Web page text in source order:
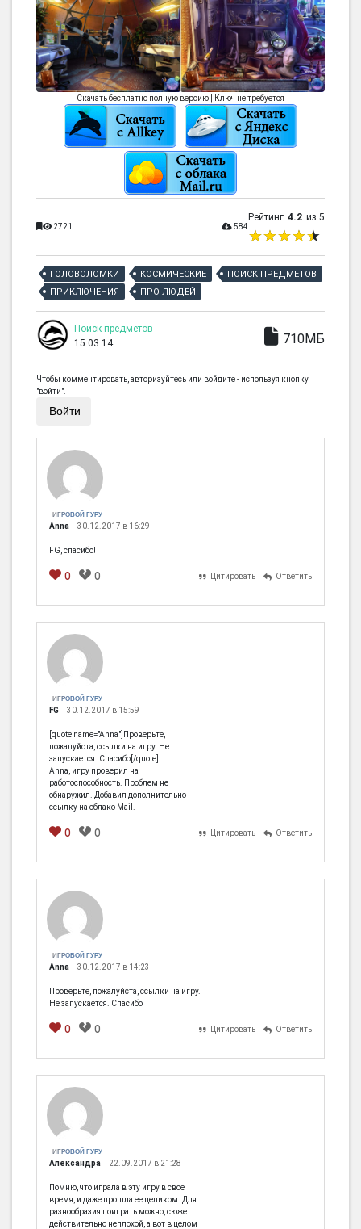
Скачать бесплатно полную версию | Ключ не требуется
2721 584
Рейтинг 4.2 из 5
ГОЛОВОЛОМКИ КОСМИЧЕСКИЕ
ПОИСК ПРЕДМЕТОВ
ПРИКЛЮЧЕНИЯ
ПРО ЛЮДЕЙ
Поиск предметов
15.03.14
710МБ
Чтобы комментировать, авторизуйтесь или войдите - используя кнопку
"войти".
Войти
ИГРОВОЙ ГУРУ
Anna 30.12.2017 в 16:29
FG, спасибо!
0 0 Цитировать Ответить
ИГРОВОЙ ГУРУ
FG 30.12.2017 в 15:59
[quote name="Anna"]Проверьте,
пожалуйста, ссылки на игру. Не
запускается. Спасибо[/quote]
Anna, игру проверил на
работоспособность. Проблем не
обнаружил. Добавил дополнительно
ссылку на облако Mail.
0 0 Цитировать Ответить
ИГРОВОЙ ГУРУ
Anna 30.12.2017 в 14:23
Проверьте, пожалуйста, ссылки на игру.
Не запускается. Спасибо
0 0 Цитировать Ответить
ИГРОВОЙ ГУРУ
Александра 22.09.2017 в 21:28
Помню, что играла в эту игру в свое
время, и даже прошла ее целиком. Для
разнообразия поиграть можно, сюжет
действительно неплохой, а вот в целом